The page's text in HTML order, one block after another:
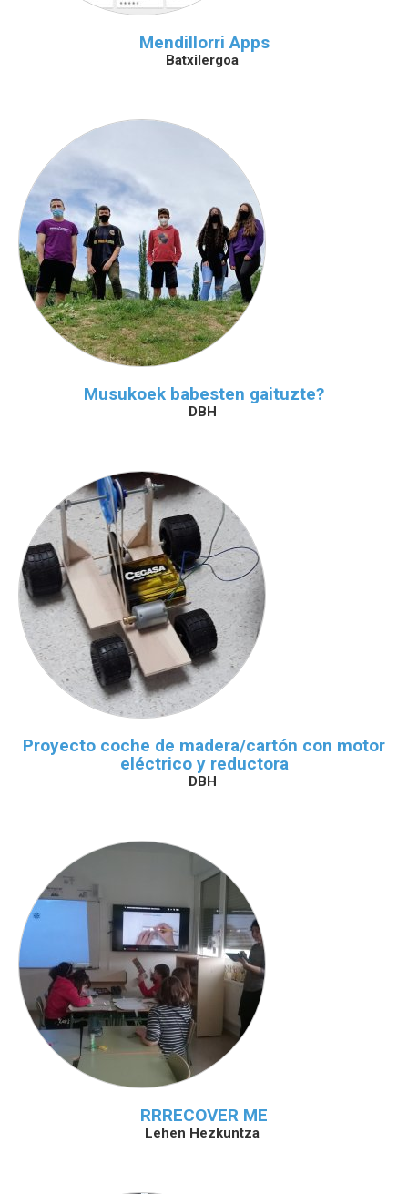
Mendillorri Apps
Batxilergoa
Musukoek babesten gaituzte?
DBH
Proyecto coche de madera/cartón con motor
eléctrico y reductora
DBH
RRRECOVER ME
Lehen Hezkuntza